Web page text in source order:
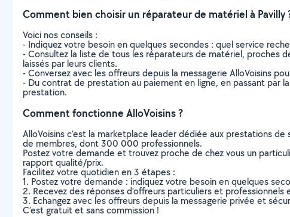
Comment bien choisir un réparateur de matériel à Pavilly
Voici nos conseils :
- Indiquez votre besoin en quelques secondes : quel service
- Consultez la liste de tous les réparateurs de matériel, proches
laissés par leurs clients.
- Conversez avec les offreurs depuis la messagerie AlloVoisins
- Du contrat de prestation au paiement en ligne, en passant par
prestation.
Comment fonctionne AlloVoisins ?
AlloVoisins c’est la marketplace leader dédiée aux prestations
de membres, dont 300 000 professionnels.
Postez votre demande et trouvez proche de chez vous un
rapport qualité/prix.
Facilitez votre quotidien en 3 étapes :
1. Postez votre demande : indiquez votre besoin en quelques
2. Recevez des réponses d’offreurs particuliers et professionnels
3. Echangez avec les offreurs depuis la messagerie privée et
C’est gratuit et sans commission !